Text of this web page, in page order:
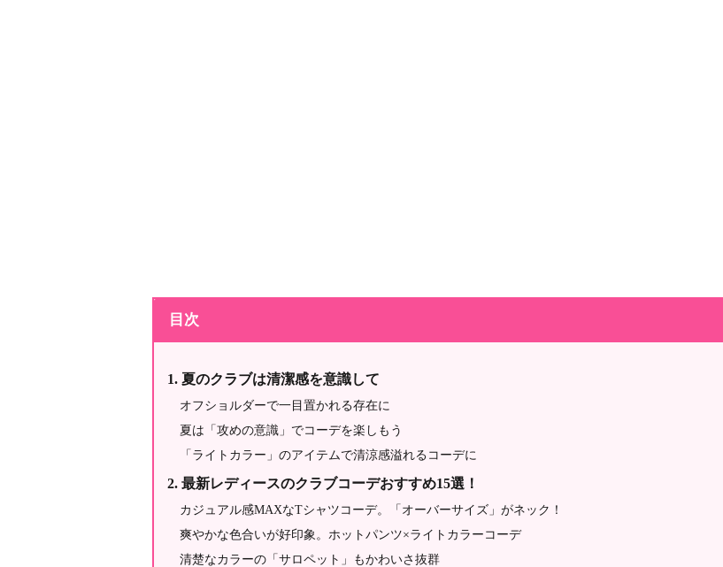
目次
夏のクラブは清潔感を意識して
オフショルダーで一目置かれる存在に
夏は「攻めの意識」でコーデを楽しもう
「ライトカラー」のアイテムで清涼感溢れるコーデに
最新レディースのクラブコーデおすすめ15選！
カジュアル感MAXなTシャツコーデ。「オーバーサイズ」がネック！
爽やかな色合いが好印象。ホットパンツ×ライトカラーコーデ
清楚なカラーの「サロペット」もかわいさ抜群